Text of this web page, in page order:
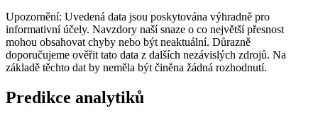
Upozornění: Uvedená data jsou poskytována výhradně pro
informativní účely. Navzdory naší snaze o co největší přesnost
mohou obsahovat chyby nebo být neaktuální. Důrazně
doporučujeme ověřit tato data z dalších nezávislých zdrojů. Na
základě těchto dat by neměla být činěna žádná rozhodnutí.
Predikce analytiků